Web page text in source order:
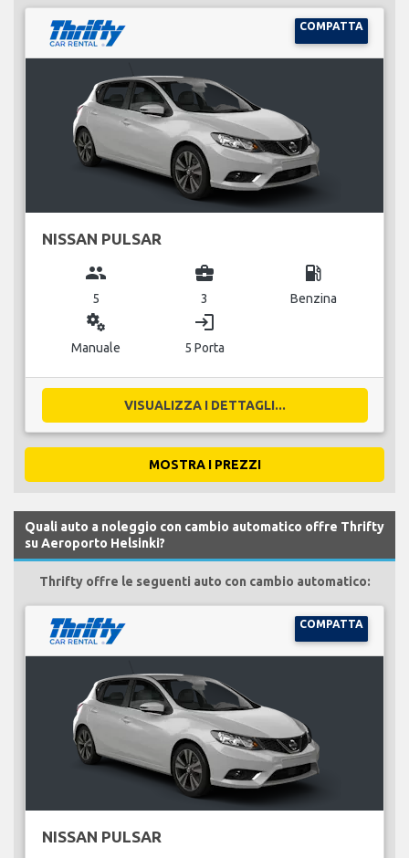
COMPATTA
NISSAN PULSAR
group
5
business_center
3
local_gas_station
Benzina
miscellaneous_services
Manuale
login
5 Porta
VISUALIZZA I DETTAGLI...
MOSTRA I PREZZI
Quali auto a noleggio con cambio automatico offre Thrifty
su Aeroporto Helsinki?
Thrifty offre le seguenti auto con cambio automatico:
COMPATTA
NISSAN PULSAR